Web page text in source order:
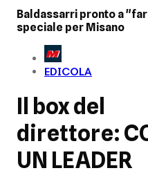
Baldassarri pronto a
speciale per Misano
EDICOLA
Il box del
direttore:
UN LEADER